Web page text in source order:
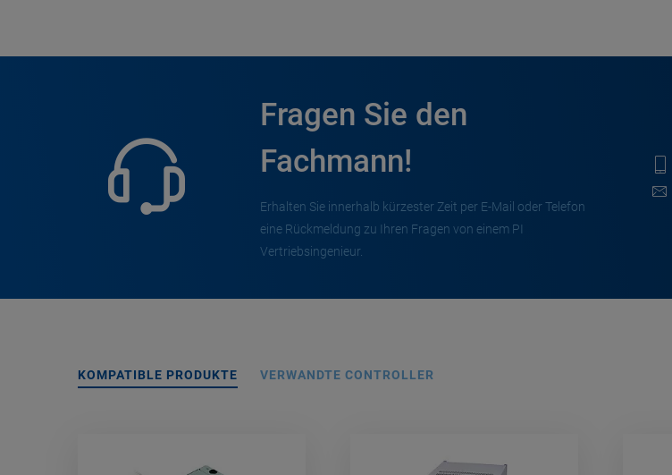
Fragen Sie den
Fachmann!
Erhalten Sie innerhalb kürzester Zeit per E-Mail oder Telefon
eine Rückmeldung zu Ihren Fragen von einem PI
Vertriebsingenieur.
KOMPATIBLE PRODUKTE VERWANDTE CONTROLLER